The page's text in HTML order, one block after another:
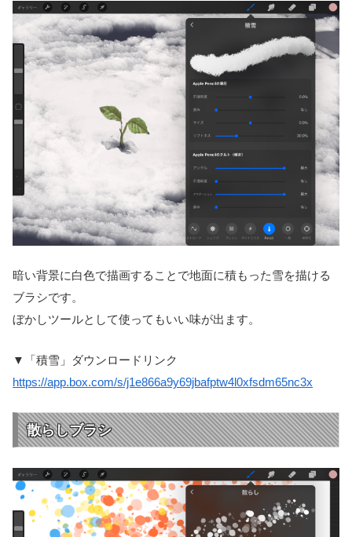
暗い背景に白色で描画することで地面に積もった雪を描ける
ブラシです。
ぼかしツールとして使ってもいい味が出ます。
▼「積雪」ダウンロードリンク
https://app.box.com/s/j1e866a9y69jbafptw4l0xfsdm65nc3x
散らしブラシ